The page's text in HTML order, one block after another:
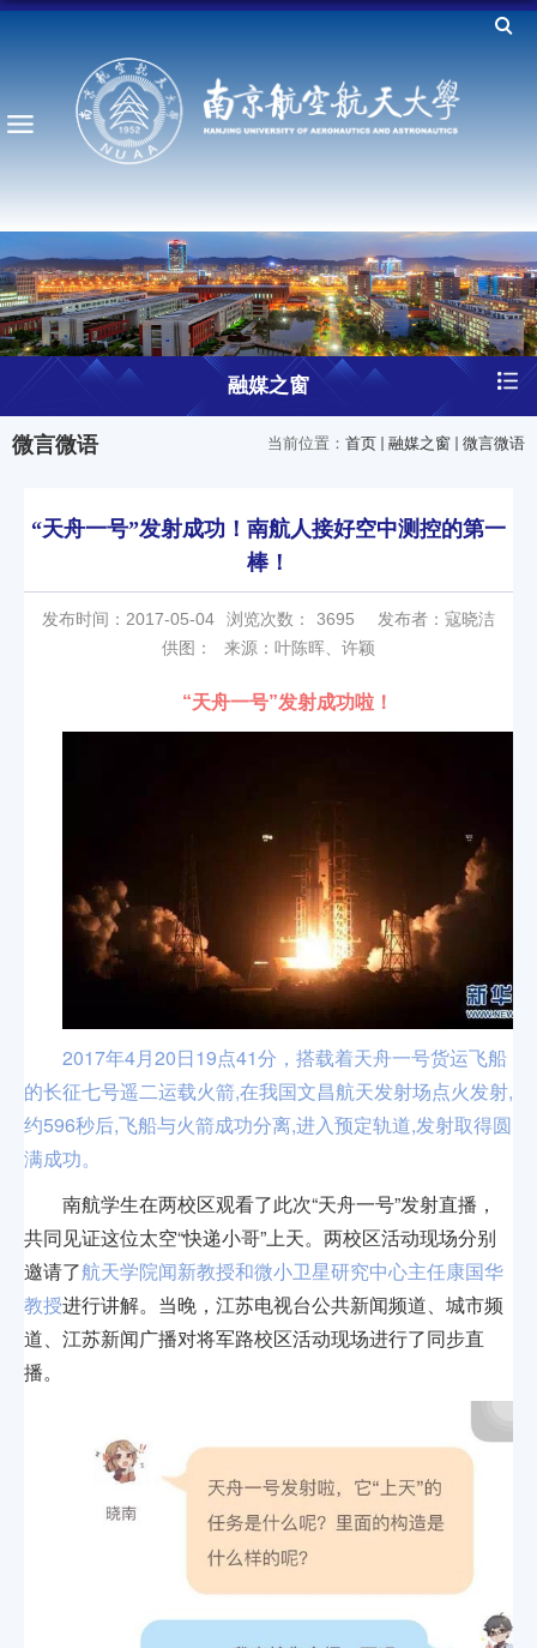
融媒之窗
当前位置： 首页 融媒之窗 微言微语
微言微语
“天舟一号”发射成功！南航人接好空中测控的第一
棒！
发布时间：2017-05-04 浏览次数： 3695
发布者：寇晓洁
供图：
来源：叶陈晖、许颖
“天舟一号”发射成功啦！
2017年4月20日19点41分，搭载着天舟一号货运飞船
的长征七号遥二运载火箭,在我国文昌航天发射场点火发射,
约596秒后,飞船与火箭成功分离,进入预定轨道,发射取得圆
满成功。
南航学生在两校区观看了此次“天舟一号”发射直播，
共同见证这位太空“快递小哥”上天。两校区活动现场分别
邀请了航天学院闻新教授和微小卫星研究中心主任康国华
教授进行讲解。当晚，江苏电视台公共新闻频道、城市频
道、江苏新闻广播对将军路校区活动现场进行了同步直
播。